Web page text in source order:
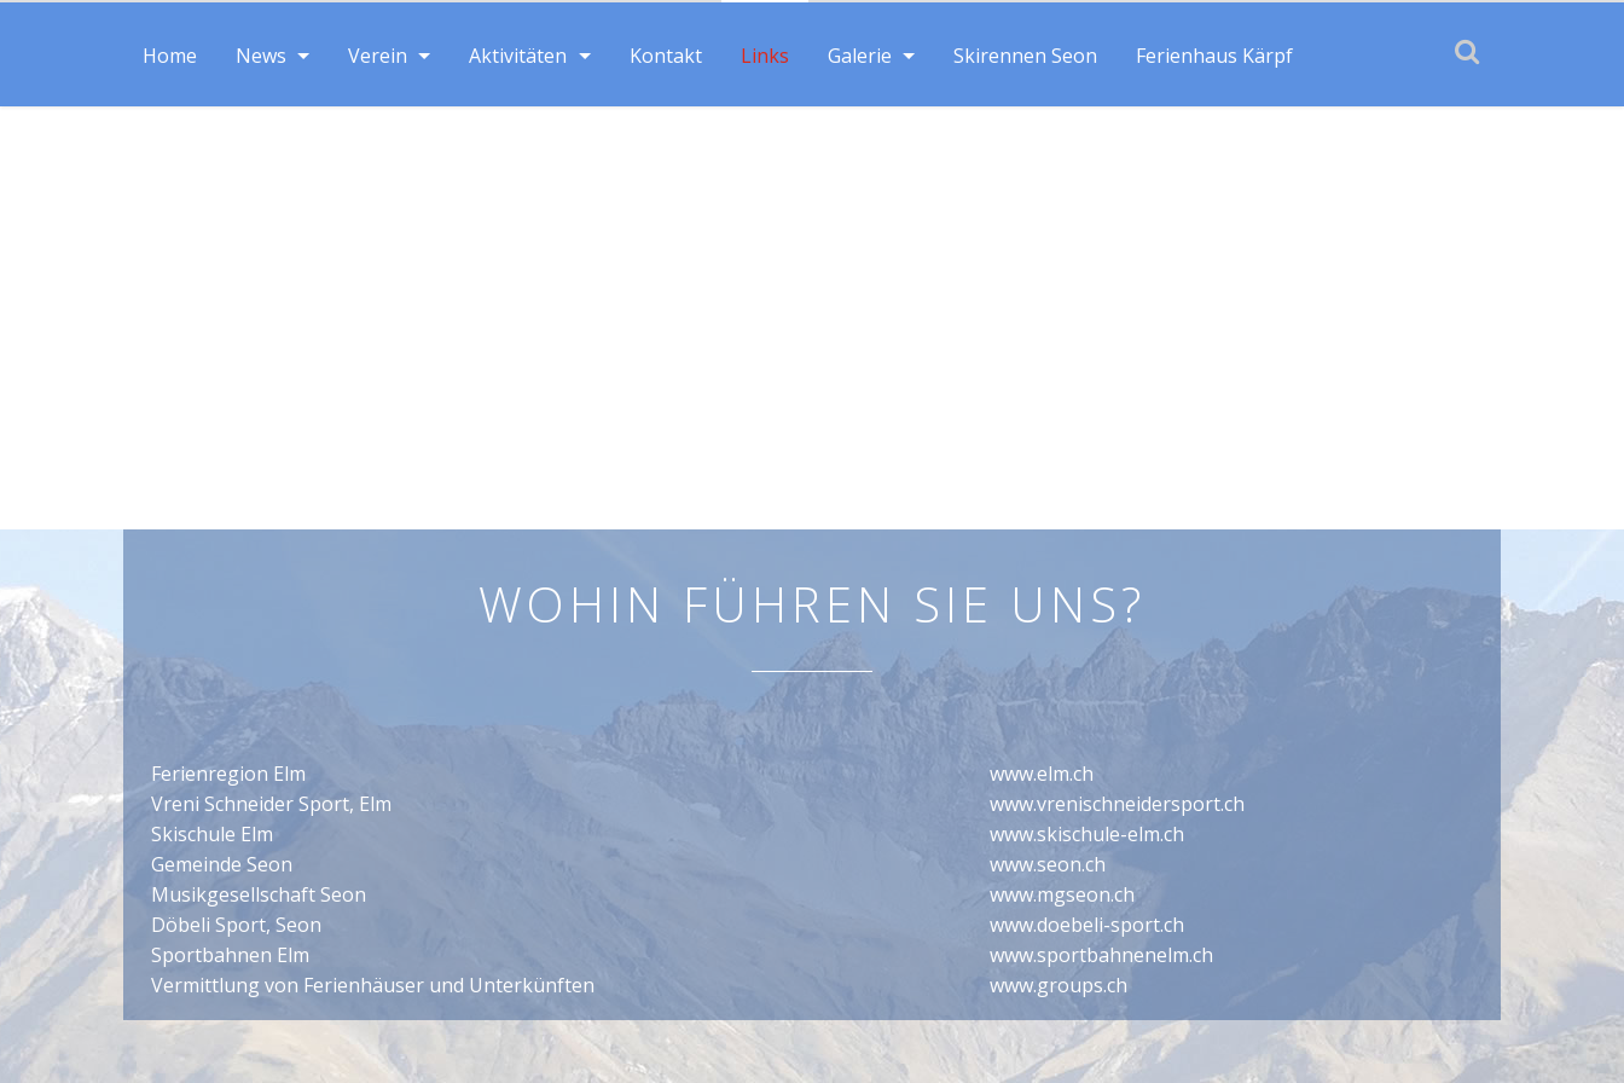
Home News Verein Aktivitäten Kontakt Links Galerie Skirennen Seon Ferienhaus Kärpf
WOHIN FÜHREN SIE UNS?
Ferienregion Elm
www.elm.ch
Vreni Schneider Sport, Elm
www.vrenischneidersport.ch
Skischule Elm
www.skischule-elm.ch
Gemeinde Seon
www.seon.ch
Musikgesellschaft Seon
www.mgseon.ch
Döbeli Sport, Seon
www.doebeli-sport.ch
Sportbahnen Elm
www.sportbahnenelm.ch
Vermittlung von Ferienhäuser und Unterkünften
www.groups.ch